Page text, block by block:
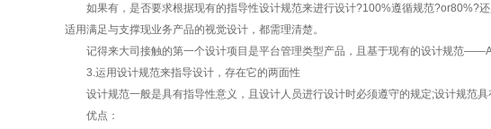
如果有，是否要求根据现有的指导性设计规范来进行设计?100%遵循规范?or80%?还
适用满足与支撑现业务产品的视觉设计，都需理清楚。
记得来大司接触的第一个设计项目是平台管理类型产品，且基于现有的设计规范
3.运用设计规范来指导设计，存在它的两面性
设计规范一般是具有指导性意义，且设计人员进行设计时必须遵守的规定;设计规范具
优点：